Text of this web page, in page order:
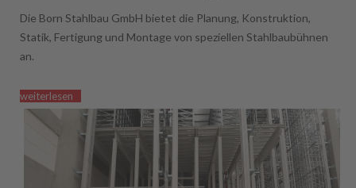
Die Born Stahlbau GmbH bietet die Planung, Konstruktion,
Statik, Fertigung und Montage von speziellen Stahlbaubühnen
an.
weiterlesen